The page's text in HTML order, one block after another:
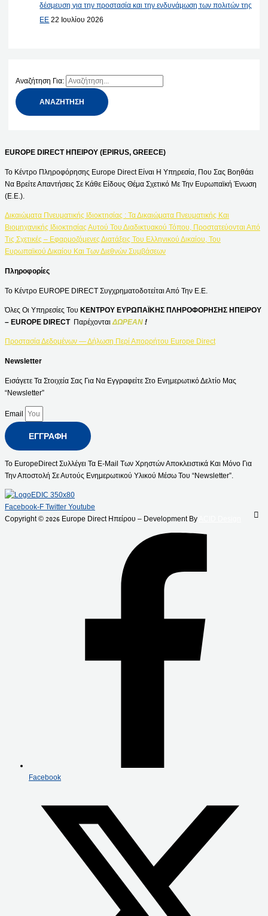
δέσμευση για την προστασία και την ενδυνάμωση των πολιτών της
ΕΕ 22 Ιουλίου 2026
Αναζήτηση Για:
EUROPE DIRECT ΗΠΕΙΡΟΥ (EPIRUS, GREECE)
Το Κέντρο Πληροφόρησης Europe Direct Είναι Η Υπηρεσία, Που Σας Βοηθάει
Να Βρείτε Απαντήσεις Σε Κάθε Είδους Θέμα Σχετικό Με Την Ευρωπαϊκή Ένωση
(Ε.Ε.).
Δικαιώματα Πνευματικής Ιδιοκτησίας : Τα Δικαιώματα Πνευματικής Και
Βιομηχανικής Ιδιοκτησίας Αυτού Του Διαδικτυακού Τόπου, Προστατεύονται Από
Τις Σχετικές – Εφαρμοζόμενες Διατάξεις Του Ελληνικού Δικαίου, Του
Ευρωπαϊκού Δικαίου Και Των Διεθνών Συμβάσεων
Πληροφορίες
Το Κέντρο EUROPE DIRECT Συγχρηματοδοτείται Από Την Ε.Ε.
Όλες Οι Υπηρεσίες Του ΚΕΝΤΡΟΥ ΕΥΡΩΠΑΪΚΗΣ ΠΛΗΡΟΦΟΡΗΣΗΣ ΗΠΕΙΡΟΥ
– EUROPE DIRECT Παρέχονται ΔΩΡΕΑΝ !
Προστασία Δεδομένων — Δήλωση Περί Απορρήτου Europe Direct
Newsletter
Εισάγετε Τα Στοιχεία Σας Για Να Εγγραφείτε Στο Ενημερωτικό Δελτίο Μας
“Newsletter”
Email
ΕΓΓΡΑΦΉ
Το EuropeDirect Συλλέγει Τα E-Mail Των Χρηστών Αποκλειστικά Και Μόνο Για
Την Αποστολή Σε Αυτούς Ενημερωτικού Υλικού Μέσω Του “Newsletter”.
Facebook-F Twitter Youtube
Copyright © 2026 Europe Direct Ηπείρου – Development By
Facebook